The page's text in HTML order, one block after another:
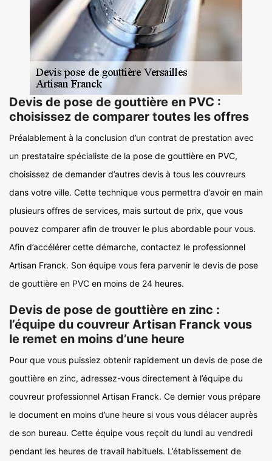
Devis de pose de gouttière en PVC :
choisissez de comparer toutes les offres
Préalablement à la conclusion d’un contrat de prestation avec
un prestataire spécialiste de la pose de gouttière en PVC,
choisissez de demander d’autres devis à tous les couvreurs
dans votre ville. Cette technique vous permettra d’avoir en main
plusieurs offres de services, mais surtout de prix, que vous
pouvez comparer afin de trouver le plus abordable pour vous.
Afin d’accélérer cette démarche, contactez le professionnel
Artisan Franck. Son équipe vous fera parvenir le devis de pose
de gouttière en PVC en moins de 24 heures.
Devis de pose de gouttière en zinc :
l’équipe du couvreur Artisan Franck vous
le remet en moins d’une heure
Pour que vous puissiez obtenir rapidement un devis de pose de
gouttière en zinc, adressez-vous directement à l’équipe du
couvreur professionnel Artisan Franck. Ce dernier vous prépare
le document en moins d’une heure si vous vous délacer auprès
de son bureau. Cette équipe vous reçoit du lundi au vendredi
pendant les heures de travail habituels. L’établissement de